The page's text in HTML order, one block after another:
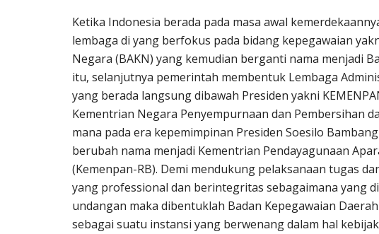
Ketika Indonesia berada pada masa awal
lembaga di yang berfokus pada bidang kepegawaian
Negara (BAKN) yang kemudian berganti nama menjadi
itu, selanjutnya pemerintah membentuk Lembaga
yang berada langsung dibawah Presiden yakni
Kementrian Negara Penyempurnaan dan Pembersihan
mana pada era kepemimpinan Presiden Soesilo
berubah nama menjadi Kementrian Pendayagunaan
(Kemenpan-RB). Demi mendukung pelaksanaan tugas
yang professional dan berintegritas sebagaimana yang
undangan maka dibentuklah Badan Kepegawaian
sebagai suatu instansi yang berwenang dalam hal